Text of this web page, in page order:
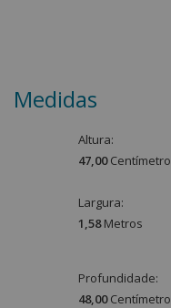
Medidas
Altura:
47,00 Centímetro
Largura:
1,58 Metros
Profundidade:
48,00 Centímetro